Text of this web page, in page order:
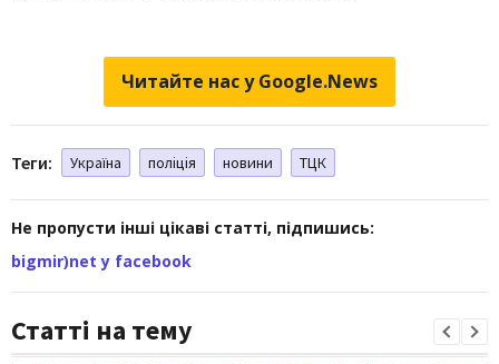
Читайте нас у Google.News
Теги: Україна поліція новини ТЦК
Не пропусти інші цікаві статті, підпишись:
bigmir)net у facebook
Статті на тему